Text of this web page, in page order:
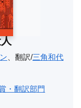
、翻訳/三角和代
・翻訳部門